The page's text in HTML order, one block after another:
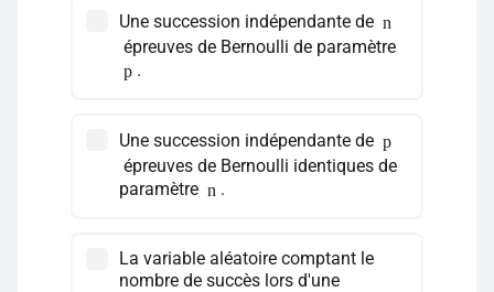
Une succession indépendante de n
épreuves de Bernoulli de paramètre
p .
Une succession indépendante de p
épreuves de Bernoulli identiques de
paramètre n .
La variable aléatoire comptant le
nombre de succès lors d'une